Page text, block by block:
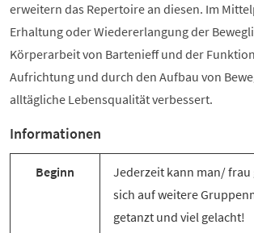
erweitern das Repertoire an diesen. Im
Erhaltung oder Wiedererlangung der
Körperarbeit von Bartenieff und der
Aufrichtung und durch den Aufbau von
alltägliche Lebensqualität verbessert.
Informationen
Beginn
Jederzeit kann man/
sich auf weitere
getanzt und viel gelacht!